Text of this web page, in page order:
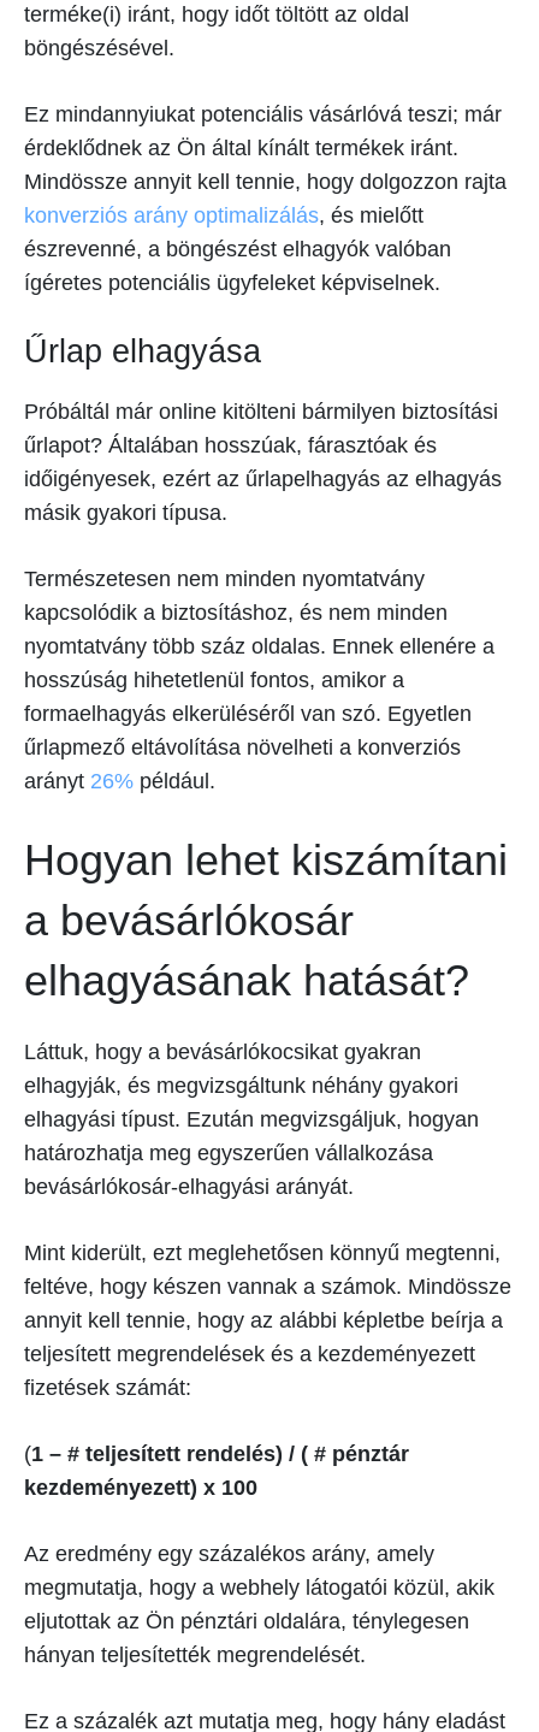
terméke(i) iránt, hogy időt töltött az oldal
böngészésével.
Ez mindannyiukat potenciális vásárlóvá teszi; már
érdeklődnek az Ön által kínált termékek iránt.
Mindössze annyit kell tennie, hogy dolgozzon rajta
konverziós arány optimalizálás, és mielőtt
észrevenné, a böngészést elhagyók valóban
ígéretes potenciális ügyfeleket képviselnek.
Űrlap elhagyása
Próbáltál már online kitölteni bármilyen biztosítási
űrlapot? Általában hosszúak, fárasztóak és
időigényesek, ezért az űrlapelhagyás az elhagyás
másik gyakori típusa.
Természetesen nem minden nyomtatvány
kapcsolódik a biztosításhoz, és nem minden
nyomtatvány több száz oldalas. Ennek ellenére a
hosszúság hihetetlenül fontos, amikor a
formaelhagyás elkerüléséről van szó. Egyetlen
űrlapmező eltávolítása növelheti a konverziós
arányt 26% például.
Hogyan lehet kiszámítani
a bevásárlókosár
elhagyásának hatását?
Láttuk, hogy a bevásárlókocsikat gyakran
elhagyják, és megvizsgáltunk néhány gyakori
elhagyási típust. Ezután megvizsgáljuk, hogyan
határozhatja meg egyszerűen vállalkozása
bevásárlókosár-elhagyási arányát.
Mint kiderült, ezt meglehetősen könnyű megtenni,
feltéve, hogy készen vannak a számok. Mindössze
annyit kell tennie, hogy az alábbi képletbe beírja a
teljesített megrendelések és a kezdeményezett
fizetések számát:
(1 – # teljesített rendelés) / ( # pénztár
kezdeményezett) x 100
Az eredmény egy százalékos arány, amely
megmutatja, hogy a webhely látogatói közül, akik
eljutottak az Ön pénztári oldalára, ténylegesen
hányan teljesítették megrendelését.
Ez a százalék azt mutatja meg, hogy hány eladást